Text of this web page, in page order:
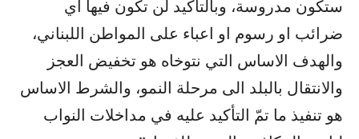
ستكون مدروسة، وبالتأكيد لن تكون فيها أي
ضرائب او رسوم او اعباء على المواطن اللبناني،
والهدف الاساس التي نتوخاه هو تخفيض العجز
والانتقال بالبلد الى مرحلة النمو، والشرط الاساس
هو تنفيذ ما تمّ التأكيد عليه في مداخلات النواب